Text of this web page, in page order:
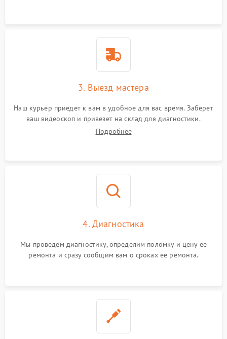
3. Выезд мастера
Наш курьер приедет к вам в удобное для вас время. Заберет
ваш видеоскоп и привезет на склад для диагностики.
Подробнее
4. Диагностика
Мы проведем диагностику, определим поломку и цену ее
ремонта и сразу сообщим вам о сроках ее ремонта.